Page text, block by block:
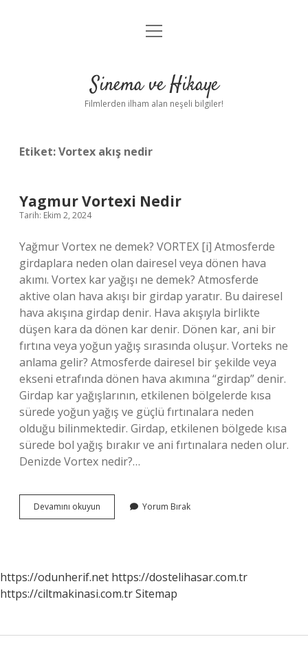
Gizlilik Politikası
Yasal Uyarı
menüyü
Sinema ve Hikaye
Filmlerden ilham alan neşeli bilgiler!
Etiket:Vortex akış nedir
Yagmur Vortexi Nedir
Tarih: Ekim 2, 2024
Yağmur Vortex ne demek? VORTEX [i] Atmosferde
girdaplara neden olan dairesel veya dönen hava
akımı. Vortex kar yağışı ne demek? Atmosferde
aktive olan hava akışı bir girdap yaratır. Bu dairesel
hava akışına girdap denir. Hava akışıyla birlikte
düşen kara da dönen kar denir. Dönen kar, ani bir
fırtına veya yoğun yağış sırasında oluşur. Vorteks ne
anlama gelir? Atmosferde dairesel bir şekilde veya
ekseni etrafında dönen hava akımına “girdap” denir.
Girdap kar yağışlarının, etkilenen bölgelerde kısa
sürede yoğun yağış ve güçlü fırtınalara neden
olduğu bilinmektedir. Girdap, etkilenen bölgede kısa
sürede bol yağış bırakır ve ani fırtınalara neden olur.
Denizde Vortex nedir?…
Devamını okuyun
Vortexi
Yorum Bırak
https://odunherif.net https://dostelihasar.com.tr
https://ciltmakinasi.com.trSitemap